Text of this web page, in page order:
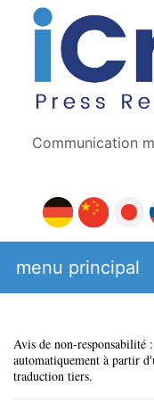
Communication
menu principal
Avis de non-responsabilité
automatiquement à partir
traduction tiers.